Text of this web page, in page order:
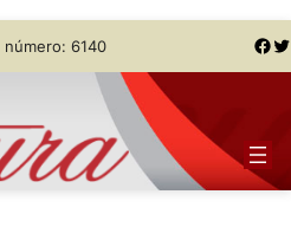
6140 Facebook Twitter